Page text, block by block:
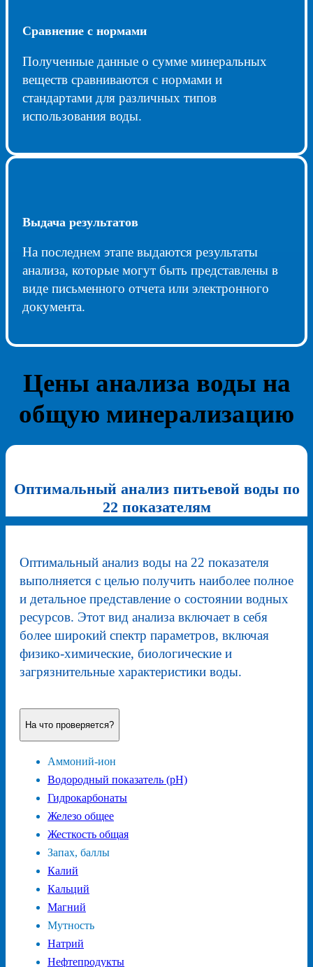
Сравнение с нормами
Полученные данные о сумме минеральных
веществ сравниваются с нормами и
стандартами для различных типов
использования воды.
Выдача результатов
На последнем этапе выдаются результаты
анализа, которые могут быть представлены в
виде письменного отчета или электронного
документа.
Цены анализа воды на
общую минерализацию
Оптимальный анализ питьевой воды по
22 показателям
Оптимальный анализ воды на 22 показателя
выполняется с целью получить наиболее полное
и детальное представление о состоянии водных
ресурсов. Этот вид анализа включает в себя
более широкий спектр параметров, включая
физико-химические, биологические и
загрязнительные характеристики воды.
На что проверяется?
Аммоний-ион
Водородный показатель (pH)
Гидрокарбонаты
Железо общее
Жесткость общая
Запах, баллы
Калий
Кальций
Магний
Мутность
Натрий
Нефтепродукты